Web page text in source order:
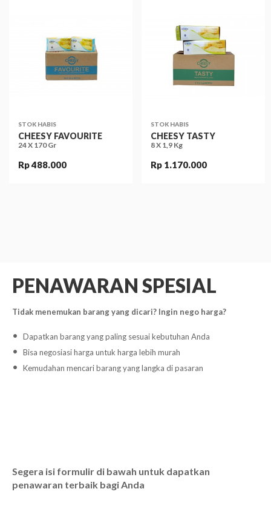
STOK HABIS
CHEESY FAVOURITE
24 X 170 Gr
Rp 488.000
STOK HABIS
CHEESY TASTY
8 X 1,9 Kg
Rp 1.170.000
PENAWARAN SPESIAL
Tidak menemukan barang yang dicari? Ingin nego harga?
Dapatkan barang yang paling sesuai kebutuhan Anda
Bisa negosiasi harga untuk harga lebih murah
Kemudahan mencari barang yang langka di pasaran
Segera isi formulir di bawah untuk dapatkan
penawaran terbaik bagi Anda